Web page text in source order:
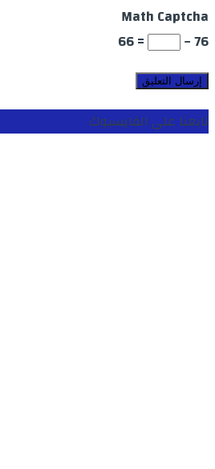
Math Captcha
76 −
= 66
تابعنا على الفايسبوك